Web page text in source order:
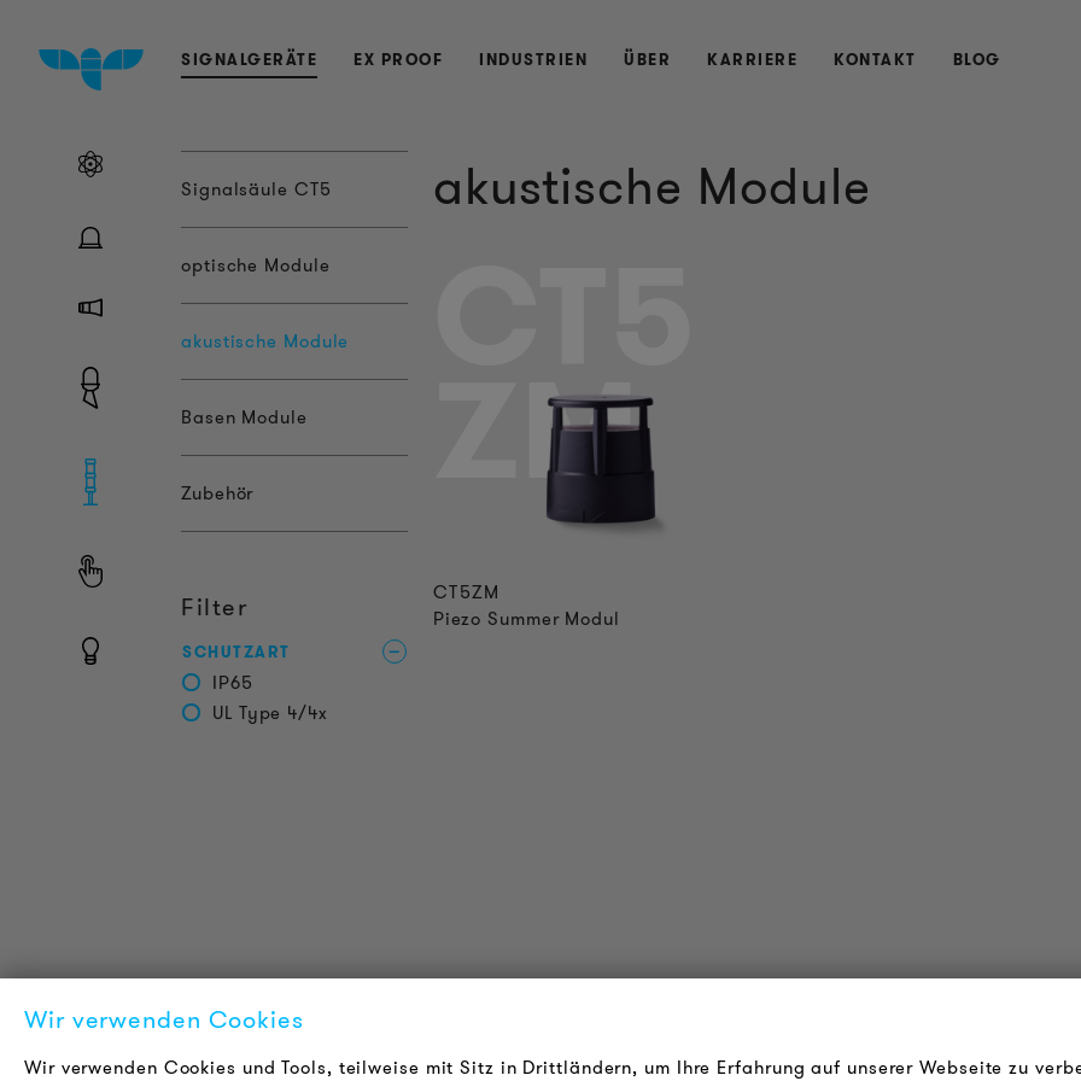
SIGNALGERÄTE EX PROOF INDUSTRIEN ÜBER KARRIERE KONTAKT BLOG
Signalsäule CT5
optische Module
akustische Module
Basen Module
Zubehör
Filter
SCHUTZART
IP65
UL Type 4/4x
akustische Module
ZM
CT5ZM
Piezo Summer Modul
PRODUKT INFORMATIONEN
Technische Informationen
Über uns
AGB
Wir verwenden Cookies
Wir verwenden Cookies und Tools, teilweise mit Sitz in Drittländern, um Ihre Erfahrung auf unserer Webseite zu